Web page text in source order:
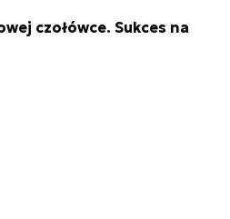
czołówce. Sukces na